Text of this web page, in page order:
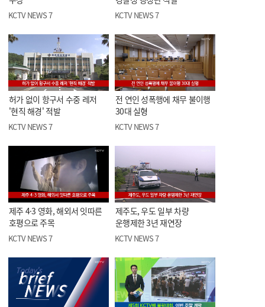
KCTV NEWS 7 KCTV NEWS 7
허가 없이 항구서 수중 레저
'현직 해경' 적발
KCTV NEWS 7
전 연인 성폭행에 채무 불이행
30대 실형
KCTV NEWS 7
제주 4·3 영화, 해외서 잇따른
호평으로 주목
KCTV NEWS 7
제주도, 우도 일부 차량
운행제한 3년 재연장
KCTV NEWS 7